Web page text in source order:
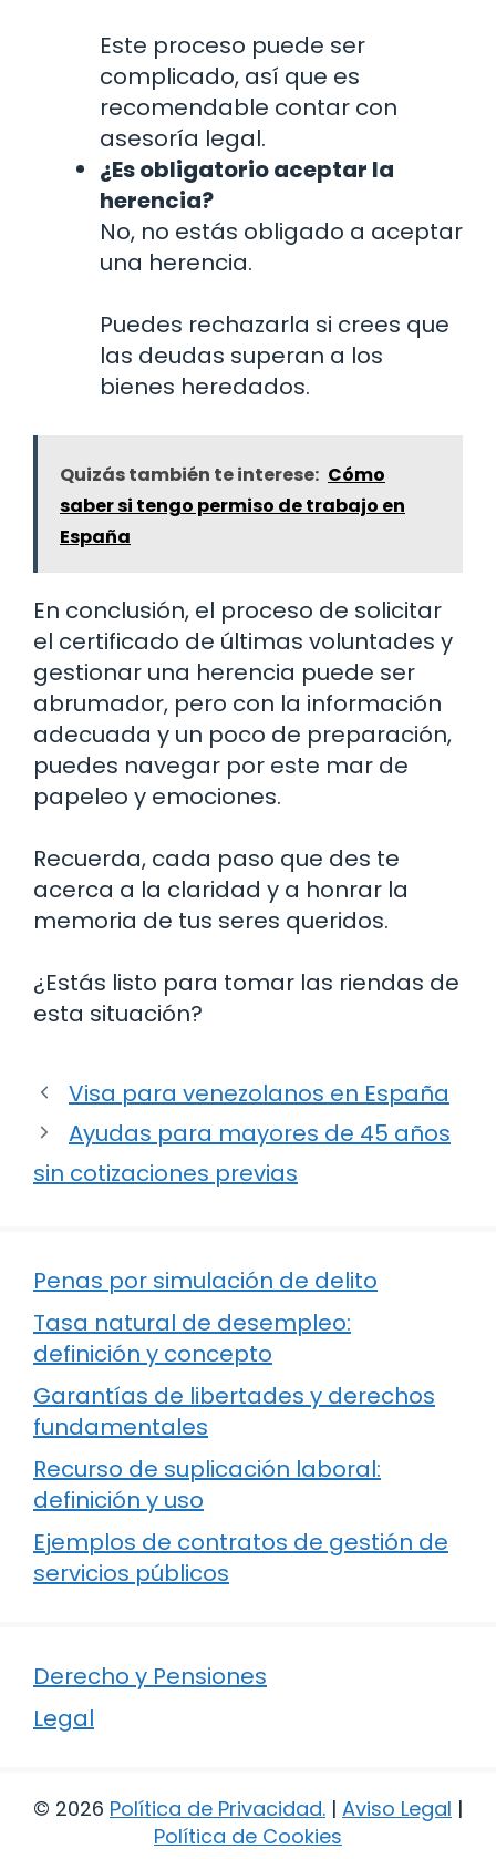
Este proceso puede ser
complicado, así que es
recomendable contar con
asesoría legal.
¿Es obligatorio aceptar la
herencia?
No, no estás obligado a aceptar
una herencia.
Puedes rechazarla si crees que
las deudas superan a los
bienes heredados.
Quizás también te interese: Cómo
saber si tengo permiso de trabajo en
España
En conclusión, el proceso de solicitar
el certificado de últimas voluntades y
gestionar una herencia puede ser
abrumador, pero con la información
adecuada y un poco de preparación,
puedes navegar por este mar de
papeleo y emociones.
Recuerda, cada paso que des te
acerca a la claridad y a honrar la
memoria de tus seres queridos.
¿Estás listo para tomar las riendas de
esta situación?
Visa para venezolanos en España
Ayudas para mayores de 45 años
sin cotizaciones previas
Penas por simulación de delito
Tasa natural de desempleo:
definición y concepto
Garantías de libertades y derechos
fundamentales
Recurso de suplicación laboral:
definición y uso
Ejemplos de contratos de gestión de
servicios públicos
Derecho y Pensiones
Legal
© 2026 Política de Privacidad. | Aviso Legal |
Política de Cookies